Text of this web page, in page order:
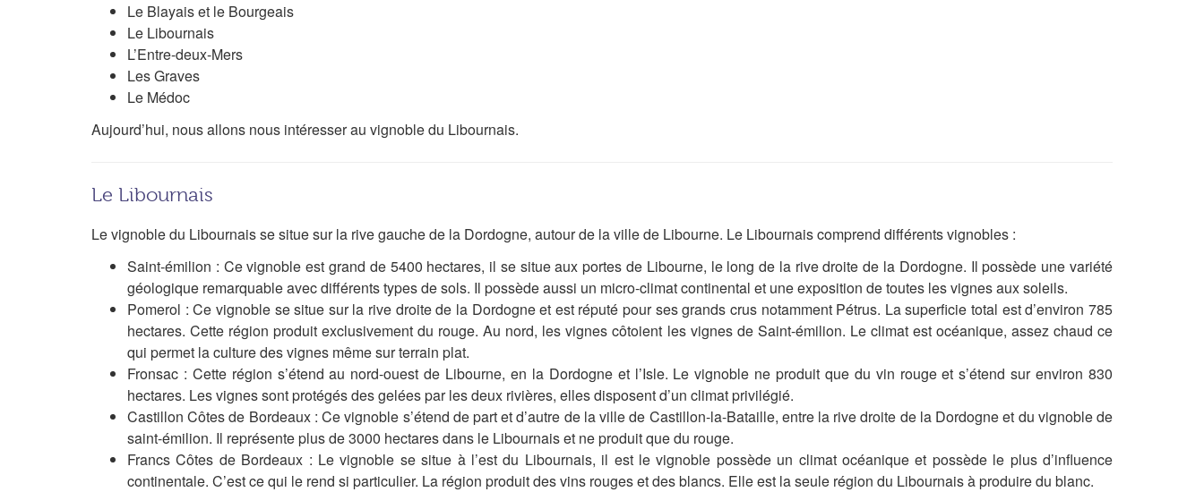
Le Blayais et le Bourgeais
Le Libournais
L’Entre-deux-Mers
Les Graves
Le Médoc
Aujourd’hui, nous allons nous intéresser au vignoble du Libournais.
Le Libournais
Le vignoble du Libournais se situe sur la rive gauche de la Dordogne, autour de la ville de Libourne. Le Libournais comprend différents vignobles :
Saint-émilion : Ce vignoble est grand de 5400 hectares, il se situe aux portes de Libourne, le long de la rive droite de la Dordogne. Il possède une variété
géologique remarquable avec différents types de sols. Il possède aussi un micro-climat continental et une exposition de toutes les vignes aux soleils.
Pomerol : Ce vignoble se situe sur la rive droite de la Dordogne et est réputé pour ses grands crus notamment Pétrus. La superficie total est d’environ 785
hectares. Cette région produit exclusivement du rouge. Au nord, les vignes côtoient les vignes de Saint-émilion. Le climat est océanique, assez chaud ce
qui permet la culture des vignes même sur terrain plat.
Fronsac : Cette région s’étend au nord-ouest de Libourne, en la Dordogne et l’Isle. Le vignoble ne produit que du vin rouge et s’étend sur environ 830
hectares. Les vignes sont protégés des gelées par les deux rivières, elles disposent d’un climat privilégié.
Castillon Côtes de Bordeaux : Ce vignoble s’étend de part et d’autre de la ville de Castillon-la-Bataille, entre la rive droite de la Dordogne et du vignoble de
saint-émilion. Il représente plus de 3000 hectares dans le Libournais et ne produit que du rouge.
Francs Côtes de Bordeaux : Le vignoble se situe à l’est du Libournais, il est le vignoble possède un climat océanique et possède le plus d’influence
continentale. C’est ce qui le rend si particulier. La région produit des vins rouges et des blancs. Elle est la seule région du Libournais à produire du blanc.